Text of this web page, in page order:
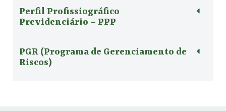
Perfil Profissiográfico
Previdenciário – PPP
PGR (Programa de Gerenciamento de
Riscos)